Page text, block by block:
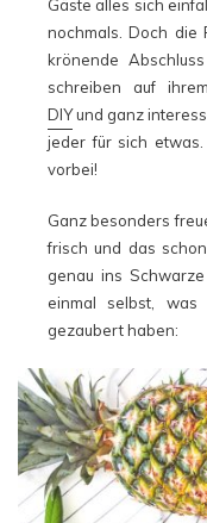
Gäste alles sich
nochmals. Doch
krönende
schreiben auf
DIYund ganz
jeder für sich
vorbei!
Ganz besonders
frisch und das
genau ins
einmal selbst,
gezaubert haben: